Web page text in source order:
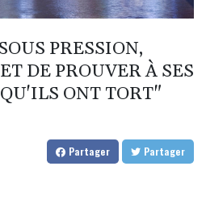
PRESSION,
DE PROUVER À SES
ONT TORT"
Partager Partager